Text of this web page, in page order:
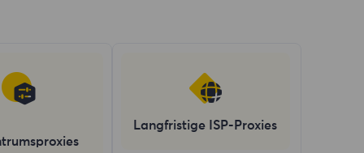
Langfristige ISP-Proxies